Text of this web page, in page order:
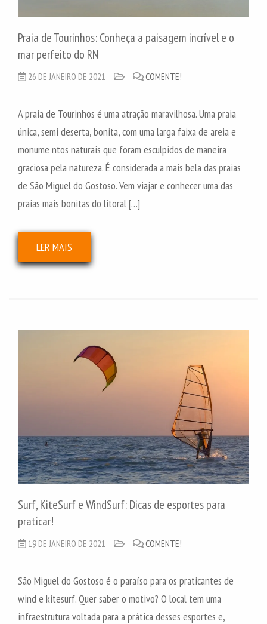
Praia de Tourinhos: Conheça a paisagem incrível e o
mar perfeito do RN
26 DE JANEIRO DE 2021 COMENTE!
A praia de Tourinhos é uma atração maravilhosa. Uma praia
única, semi deserta, bonita, com uma larga faixa de areia e
monume ntos naturais que foram esculpidos de maneira
graciosa pela natureza. É considerada a mais bela das praias
de São Miguel do Gostoso. Vem viajar e conhecer uma das
praias mais bonitas do litoral […]
LER MAIS
Surf, KiteSurf e WindSurf: Dicas de esportes para
praticar!
19 DE JANEIRO DE 2021 COMENTE!
São Miguel do Gostoso é o paraíso para os praticantes de
wind e kitesurf. Quer saber o motivo? O local tem uma
infraestrutura voltada para a prática desses esportes e,